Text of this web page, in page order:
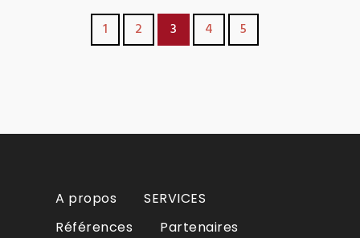
1 2 3 4 5
A propos
SERVICES
Références
Partenaires